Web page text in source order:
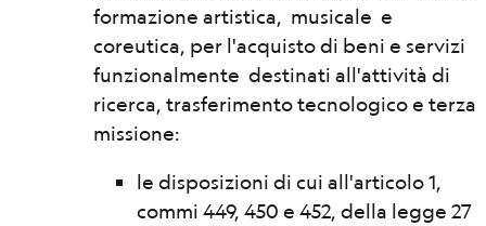
formazione artistica, musicale e
coreutica, per l'acquisto di beni e servizi
funzionalmente destinati all'attività di
ricerca, trasferimento tecnologico e terza
missione:
le disposizioni di cui all'articolo 1,
commi 449, 450 e 452, della legge 27